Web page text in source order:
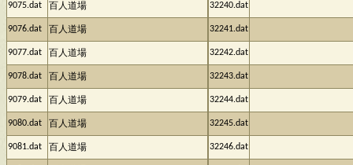
9075.dat 百人道場
9076.dat 百人道場
9077.dat 百人道場
9078.dat 百人道場
9079.dat 百人道場
9080.dat 百人道場
9081.dat 百人道場
32240.dat
32241.dat
32242.dat
32243.dat
32244.dat
32245.dat
32246.dat